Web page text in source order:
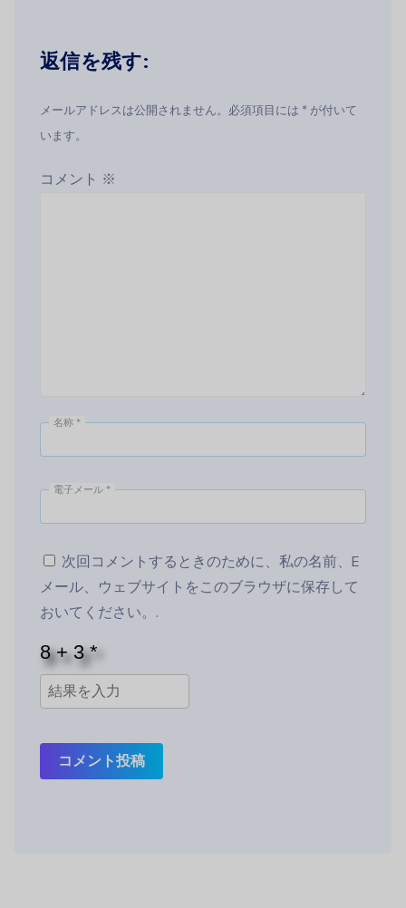
返信を残す:
メールアドレスは公開されません。必須項目には * が付いて
います。
コメント ※
名称 *
電子メール *
次回コメントするときのために、私の名前、E
メール、ウェブサイトをこのブラウザに保存して
おいてください。.
コメント投稿